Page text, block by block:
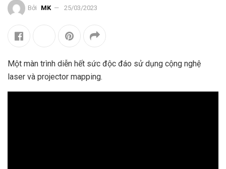
Bởi MK 25/03/2023
Một màn trình diễn hết sức độc đáo sử dụng cộng nghệ
laser và projector mapping.